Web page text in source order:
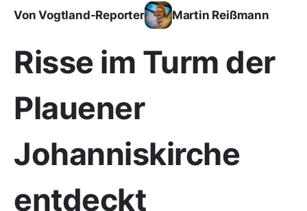
Von Vogtland-Reporter Martin Reißmann
Risse im Turm der
Plauener
Johanniskirche
entdeckt